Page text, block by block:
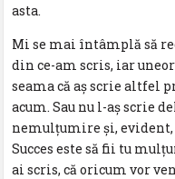
asta.
Mi se mai întâmplă să
din ce-am scris, iar
seama că aș scrie altfel
acum. Sau nu l-aș scrie
nemulțumire și, evident,
Succes este să fii tu
ai scris, că oricum vor